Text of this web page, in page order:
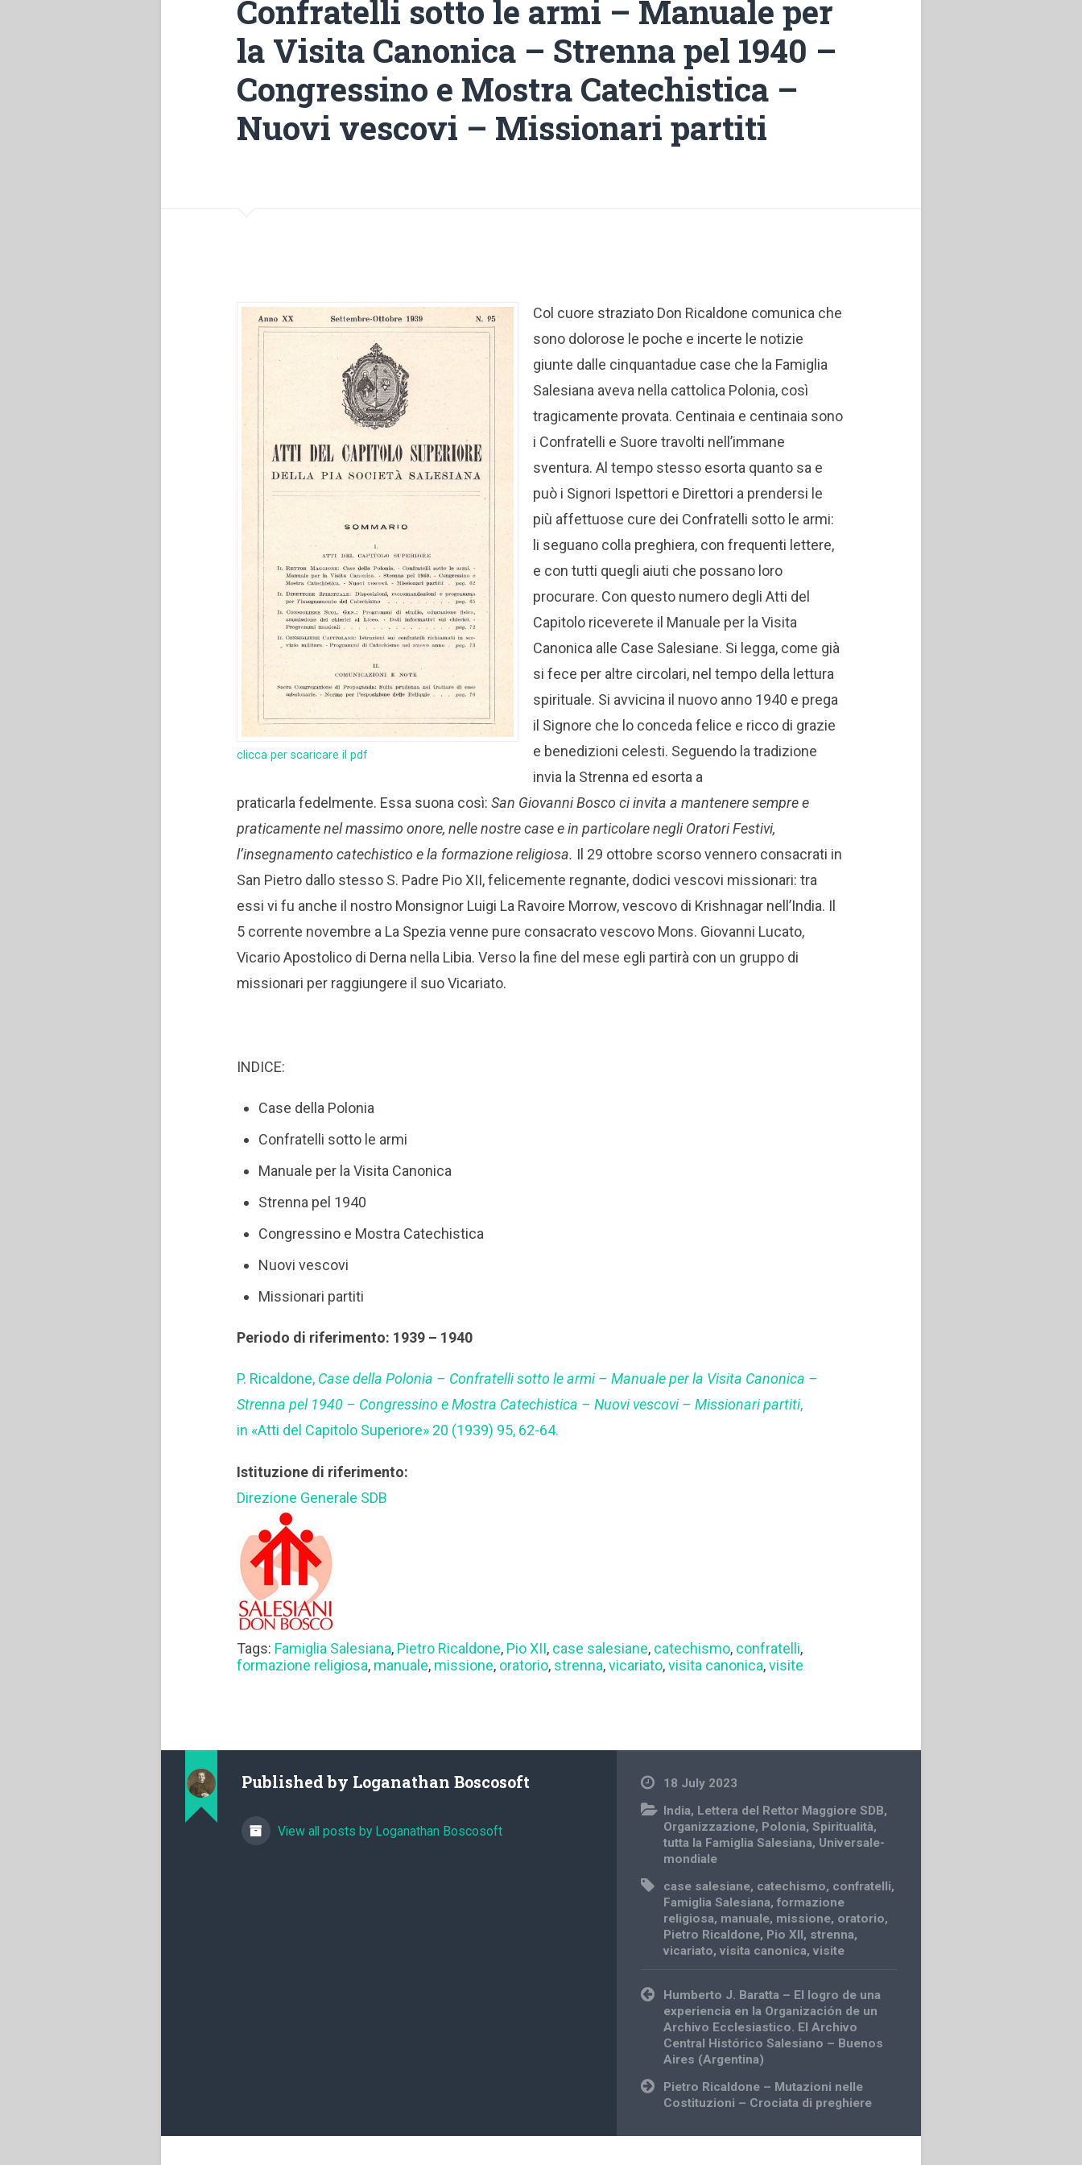
Confratelli sotto le armi – Manuale per
la Visita Canonica – Strenna pel 1940 –
Congressino e Mostra Catechistica –
Nuovi vescovi – Missionari partiti
clicca per scaricare il pdf
Col cuore straziato Don Ricaldone comunica che
sono dolorose le poche e incerte le notizie
giunte dalle cinquantadue case che la Famiglia
Salesiana aveva nella cattolica Polonia, così
tragicamente provata. Centinaia e centinaia sono
i Confratelli e Suore travolti nell’immane
sventura. Al tempo stesso esorta quanto sa e
può i Signori Ispettori e Direttori a prendersi le
più affettuose cure dei Confratelli sotto le armi:
li seguano colla preghiera, con frequenti lettere,
e con tutti quegli aiuti che possano loro
procurare. Con questo numero degli Atti del
Capitolo riceverete il Manuale per la Visita
Canonica alle Case Salesiane. Si legga, come già
si fece per altre circolari, nel tempo della lettura
spirituale. Si avvicina il nuovo anno 1940 e prega
il Signore che lo conceda felice e ricco di grazie
e benedizioni celesti. Seguendo la tradizione
invia la Strenna ed esorta a
praticarla fedelmente. Essa suona così:San Giovanni Bosco ci invita a mantenere sempre e
praticamente nel massimo onore, nelle nostre case e in particolare negli Oratori Festivi,
l’insegnamento catechistico e la formazione religiosa. Il 29 ottobre scorso vennero consacrati in
San Pietro dallo stesso S. Padre Pio XII, felicemente regnante, dodici vescovi missionari: tra
essi vi fu anche il nostro Monsignor Luigi La Ravoire Morrow, vescovo di Krishnagar nell’India. Il
5 corrente novembre a La Spezia venne pure consacrato vescovo Mons. Giovanni Lucato,
Vicario Apostolico di Derna nella Libia. Verso la fine del mese egli partirà con un gruppo di
missionari per raggiungere il suo Vicariato.
INDICE:
Case della Polonia
Confratelli sotto le armi
Manuale per la Visita Canonica
Strenna pel 1940
Congressino e Mostra Catechistica
Nuovi vescovi
Missionari partiti
Periodo di riferimento: 1939 – 1940
P. Ricaldone, Case della Polonia – Confratelli sotto le armi – Manuale per la Visita Canonica –
Strenna pel 1940 – Congressino e Mostra Catechistica – Nuovi vescovi – Missionari partiti,
in «Atti del Capitolo Superiore» 20 (1939) 95, 62-64.
Istituzione di riferimento:
Direzione Generale SDB
Tags: Famiglia Salesiana, Pietro Ricaldone, Pio XII, case salesiane, catechismo, confratelli,
formazione religiosa, manuale, missione, oratorio, strenna,vicariato,visita canonica,visite
Published by Loganathan Boscosoft
View all posts by Loganathan Boscosoft
18 July 2023
India, Lettera del Rettor Maggiore SDB,
Organizzazione, Polonia,Spiritualità,
tutta la Famiglia Salesiana, Universale-
mondiale
case salesiane, catechismo, confratelli,
Famiglia Salesiana,formazione
religiosa, manuale, missione, oratorio,
Pietro Ricaldone, Pio XII, strenna,
vicariato,visita canonica,visite
Post
navigation
Humberto J. Baratta – El logro de una
experiencia en la Organización de un
Archivo Ecclesiastico. El Archivo
Central Histórico Salesiano – Buenos
Aires (Argentina)
Pietro Ricaldone – Mutazioni nelle
Costituzioni – Crociata di preghiere